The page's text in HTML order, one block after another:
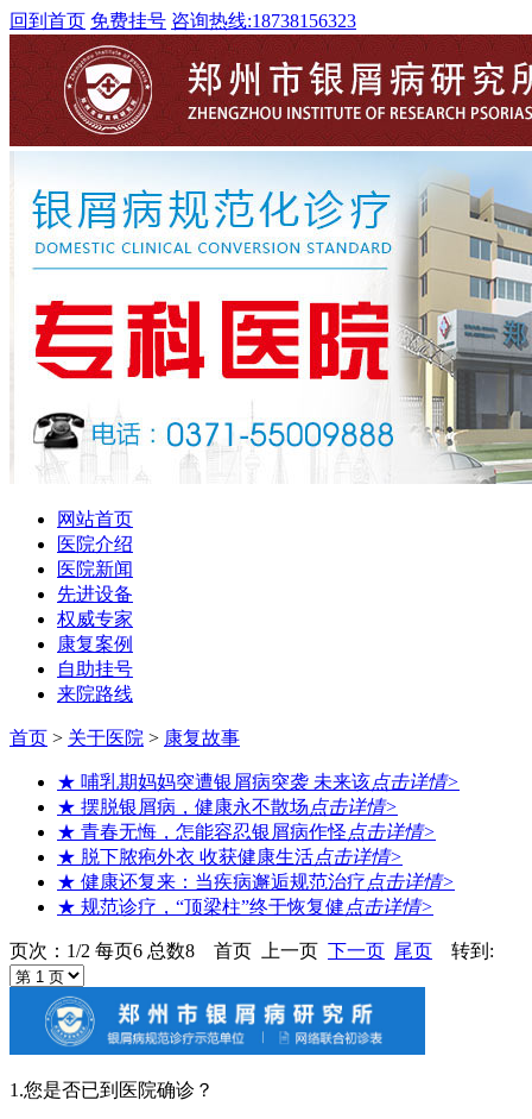
回到首页 免费挂号 咨询热线:18738156323
网站首页
医院介绍
医院新闻
先进设备
权威专家
康复案例
自助挂号
来院路线
首页 > 关于医院 > 康复故事
★ 哺乳期妈妈突遭银屑病突袭 未来该点击详情>
★ 摆脱银屑病，健康永不散场点击详情>
★ 青春无悔，怎能容忍银屑病作怪点击详情>
★ 脱下脓疱外衣 收获健康生活点击详情>
★ 健康还复来：当疾病邂逅规范治疗点击详情>
★ 规范诊疗，“顶梁柱”终于恢复健点击详情>
页次：1/2 每页6 总数8 首页 上一页 下一页 尾页 转到:
1.您是否已到医院确诊？